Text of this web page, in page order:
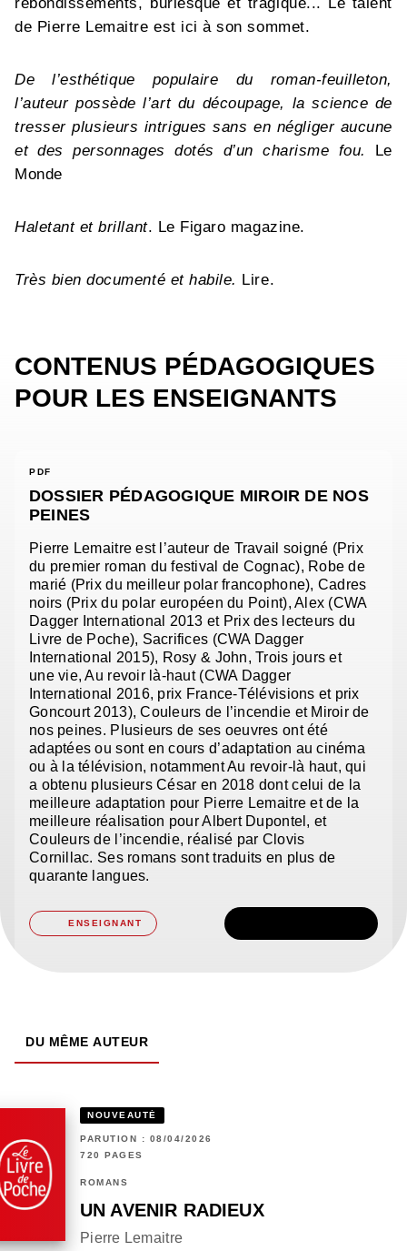
rebondissements, burlesque et tragique... Le talent
de Pierre Lemaitre est ici à son sommet.
De l’esthétique populaire du roman-feuilleton,
l’auteur possède l’art du découpage, la science de
tresser plusieurs intrigues sans en négliger aucune
et des personnages dotés d’un charisme fou.
Le
Monde
Haletant et brillant. Le Figaro magazine.
Très bien documenté et habile. Lire.
CONTENUS PÉDAGOGIQUES
POUR LES ENSEIGNANTS
PDF
DOSSIER PÉDAGOGIQUE MIROIR DE NOS
PEINES
Pierre Lemaitre est l’auteur de Travail soigné (Prix
du premier roman du festival de Cognac), Robe de
marié (Prix du meilleur polar francophone), Cadres
noirs (Prix du polar européen du Point), Alex (CWA
Dagger International 2013 et Prix des lecteurs du
Livre de Poche), Sacrifices (CWA Dagger
International 2015), Rosy & John, Trois jours et
une vie, Au revoir là-haut (CWA Dagger
International 2016, prix France-Télévisions et prix
Goncourt 2013), Couleurs de l’incendie et Miroir de
nos peines. Plusieurs de ses oeuvres ont été
adaptées ou sont en cours d’adaptation au cinéma
ou à la télévision, notamment Au revoir-là haut, qui
a obtenu plusieurs César en 2018 dont celui de la
meilleure adaptation pour Pierre Lemaitre et de la
meilleure réalisation pour Albert Dupontel, et
Couleurs de l’incendie, réalisé par Clovis
Cornillac. Ses romans sont traduits en plus de
quarante langues.
ENSEIGNANT
DU MÊME AUTEUR
NOUVEAUTÉ
PARUTION : 08/04/2026
720 PAGES
ROMANS
UN AVENIR RADIEUX
Pierre Lemaitre